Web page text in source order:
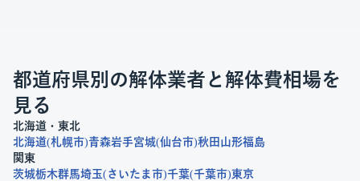
都道府県別の解体業者と解体費相場を
見る
北海道・東北
北海道 札幌市 青森岩手宮城 仙台市 秋田 山形福島
関東
茨城栃木群馬埼玉 さいたま市 千葉 千葉市 東京